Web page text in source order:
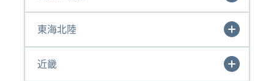
東海北陸
近畿